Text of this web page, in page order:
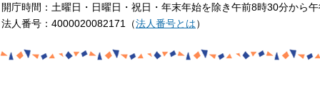
開庁時間：土曜日・日曜日・祝日・年末年始を除き午前8時30分から
法人番号：4000020082171（法人番号とは）